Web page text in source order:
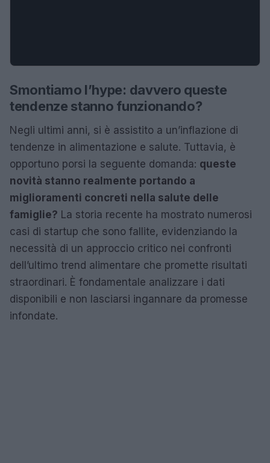
Smontiamo l’hype: davvero queste
tendenze stanno funzionando?
Negli ultimi anni, si è assistito a un’inflazione di
tendenze in alimentazione e salute. Tuttavia, è
opportuno porsi la seguente domanda: queste
novità stanno realmente portando a
miglioramenti concreti nella salute delle
famiglie? La storia recente ha mostrato numerosi
casi di startup che sono fallite, evidenziando la
necessità di un approccio critico nei confronti
dell’ultimo trend alimentare che promette risultati
straordinari. È fondamentale analizzare i dati
disponibili e non lasciarsi ingannare da promesse
infondate.